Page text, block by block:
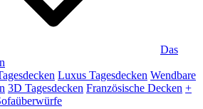
Das
Luxus Tagesdecken Wendbare
3D Tagesdecken Französische Decken +